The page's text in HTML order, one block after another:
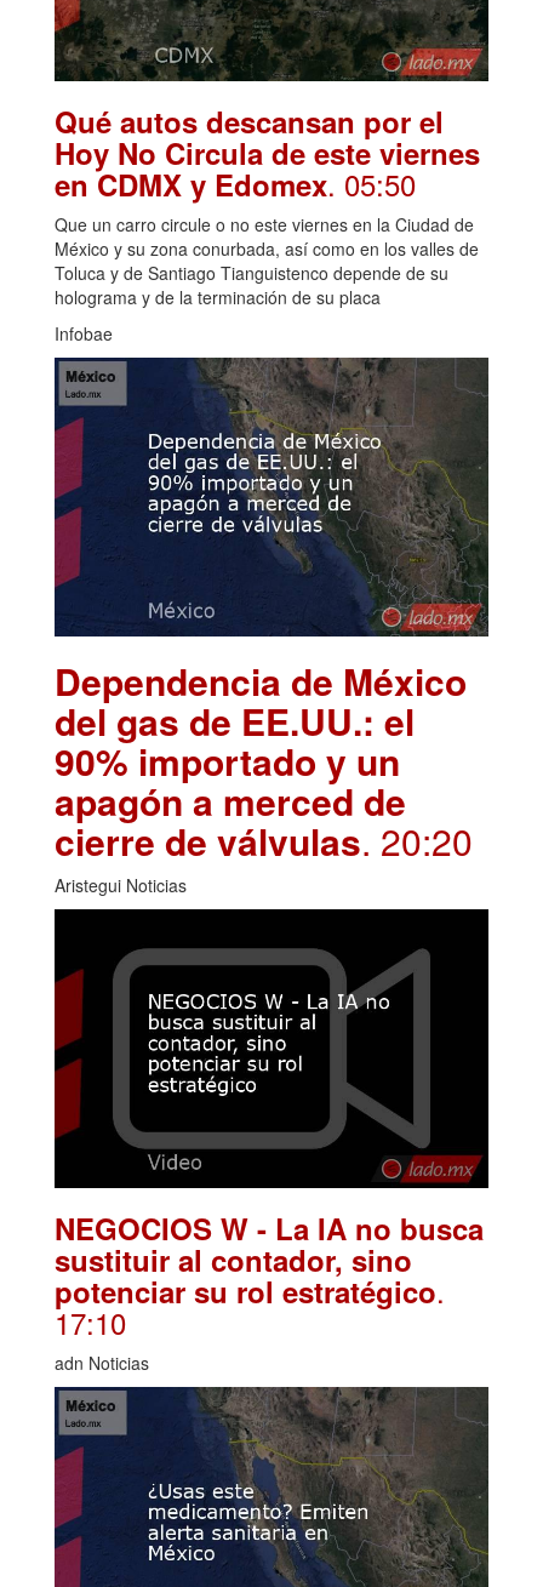
Qué autos descansan por el
Hoy No Circula de este viernes
en CDMX y Edomex. 05:50
Que un carro circule o no este viernes en la Ciudad de
México y su zona conurbada, así como en los valles de
Toluca y de Santiago Tianguistenco depende de su
holograma y de la terminación de su placa
Infobae
Dependencia de México
del gas de EE.UU.: el
90% importado y un
apagón a merced de
cierre de válvulas. 20:20
Aristegui Noticias
NEGOCIOS W - La IA no busca
sustituir al contador, sino
potenciar su rol estratégico.
17:10
adn Noticias